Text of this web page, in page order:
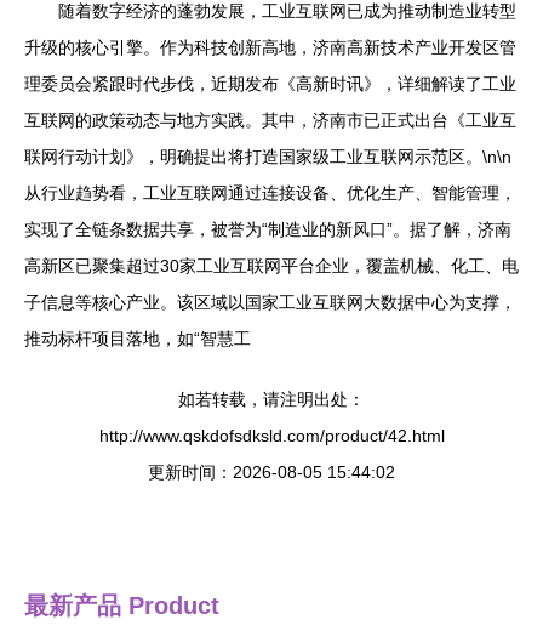
随着数字经济的蓬勃发展，工业互联网已成为推动制造业转型
升级的核心引擎。作为科技创新高地，济南高新技术产业开发区管
理委员会紧跟时代步伐，近期发布《高新时讯》，详细解读了工业
互联网的政策动态与地方实践。其中，济南市已正式出台《工业互
联网行动计划》，明确提出将打造国家级工业互联网示范区。\n\n
从行业趋势看，工业互联网通过连接设备、优化生产、智能管理，
实现了全链条数据共享，被誉为“制造业的新风口”。据了解，济南
高新区已聚集超过30家工业互联网平台企业，覆盖机械、化工、电
子信息等核心产业。该区域以国家工业互联网大数据中心为支撑，
推动标杆项目落地，如“智慧工
如若转载，请注明出处：
http://www.qskdofsdksld.com/product/42.html
更新时间：2026-08-05 15:44:02
最新产品 Product